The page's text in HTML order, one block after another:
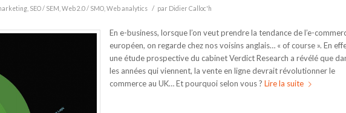
SEO / SEM Web 2.0 / SMO Web analytics / par Didier Calloc'h
En e-business, lorsque l’on veut prendre la tendance de l’e-
européen, on regarde chez nos voisins anglais… « of course ». En
une étude prospective du cabinet Verdict Research a révélé que
les années qui viennent, la vente en ligne devrait révolutionner le
commerce au UK… Et pourquoi selon vous ? Lire la suite